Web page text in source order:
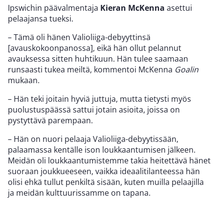
Ipswichin päävalmentaja Kieran McKenna asettui
pelaajansa tueksi.
– Tämä oli hänen Valioliiga-debyyttinsä
[avauskokoonpanossa], eikä hän ollut pelannut
avauksessa sitten huhtikuun. Hän tulee saamaan
runsaasti tukea meiltä, kommentoi McKenna Goalin
mukaan.
– Hän teki joitain hyviä juttuja, mutta tietysti myös
puolustuspäässä sattui jotain asioita, joissa on
pystyttävä parempaan.
– Hän on nuori pelaaja Valioliiga-debyytissään,
palaamassa kentälle ison loukkaantumisen jälkeen.
Meidän oli loukkaantumistemme takia heitettävä hänet
suoraan joukkueeseen, vaikka ideaalitilanteessa hän
olisi ehkä tullut penkiltä sisään, kuten muilla pelaajilla
ja meidän kulttuurissamme on tapana.